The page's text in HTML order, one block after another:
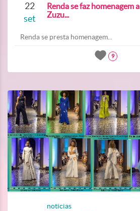
22
set
Renda se faz homenagem a
Zuzu...
Renda se presta homenagem...
9
noticias